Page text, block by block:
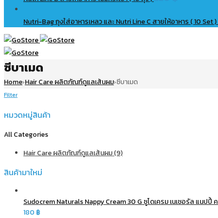
Nutri-Bag ถุงใส่อาหารเหลว และ Nutri Line C สายให้อาหาร ( 10 Set )
ซีบาเมด
Home›Hair Care ผลิตภัณฑ์ดูแลเส้นผม›ซีบาเมด
Filter
หมวดหมู่สินค้า
All Categories
Hair Care ผลิตภัณฑ์ดูแลเส้นผม (9)
สินค้ามาใหม่
Sudocrem Naturals Nappy Cream 30 G ซูโดเครม เนเชอรัล แนปปี้
180 ฿